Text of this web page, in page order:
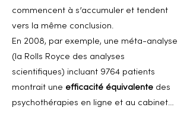
commencent à s’accumuler et tendent
vers la même conclusion.
En 2008, par exemple, une méta-analyse
(la Rolls Royce des analyses
scientifiques) incluant 9764 patients
montrait une efficacité équivalente des
psychothérapies en ligne et au cabinet…